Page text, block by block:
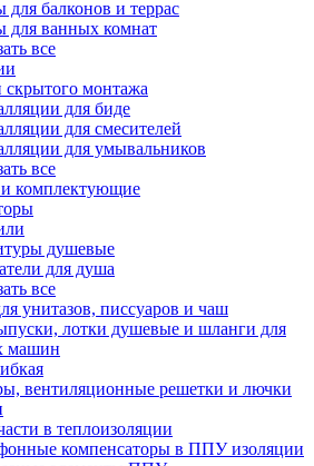
для балконов и террас
для ванных комнат
все
скрытого монтажа
для биде
для смесителей
для умывальников
все
комплектующие
душевые
для душа
все
унитазов, писсуаров и чаш
лотки душевые и шланги для
машин
вентиляционные решетки и лючки
в теплоизоляции
компенсаторы в ППУ изоляции